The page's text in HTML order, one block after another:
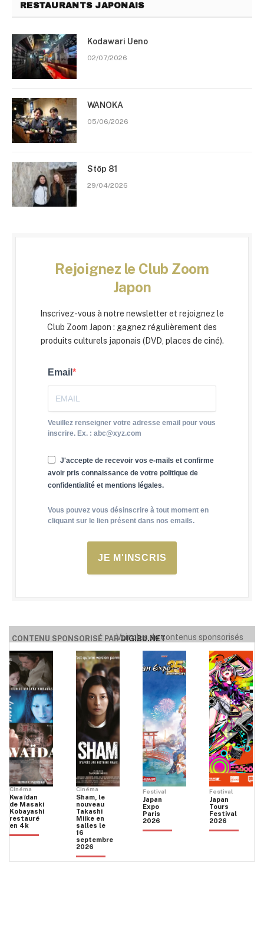
RESTAURANTS JAPONAIS
Kodawari Ueno
02/07/2026
WANOKA
05/06/2026
Stōp 81
29/04/2026
Rejoignez le Club Zoom
Japon
Inscrivez-vous à notre newsletter et rejoignez le
Club Zoom Japon : gagnez régulièrement des
produits culturels japonais (DVD, places de ciné).
Email
Veuillez renseigner votre adresse email pour vous
inscrire. Ex. : abc@xyz.com
J'accepte de recevoir vos e-mails et confirme
avoir pris connaissance de votre politique de
confidentialité et mentions légales.
Vous pouvez vous désinscrire à tout moment en
cliquant sur le lien présent dans nos emails.
JE M'INSCRIS
CONTENU SPONSORISÉ PARDIGIBU.NET
Voir plus de contenus sponsorisés
Cinéma
Kwaïdan
de Masaki
Kobayashi
restauré
en 4k
Cinéma
Sham, le
nouveau
Takashi
Miike en
salles le
16
septembre
2026
Festival
Japan
Expo
Paris
2026
Festival
Japan
Tours
Festival
2026